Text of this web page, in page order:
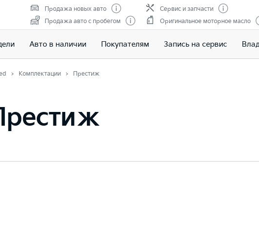
Продажа новых авто
Продажа авто с пробегом
Сервис и запчасти
Оригинальное моторное масло
Авто в наличии Покупателям Запись на сервис
Комплектации Престиж